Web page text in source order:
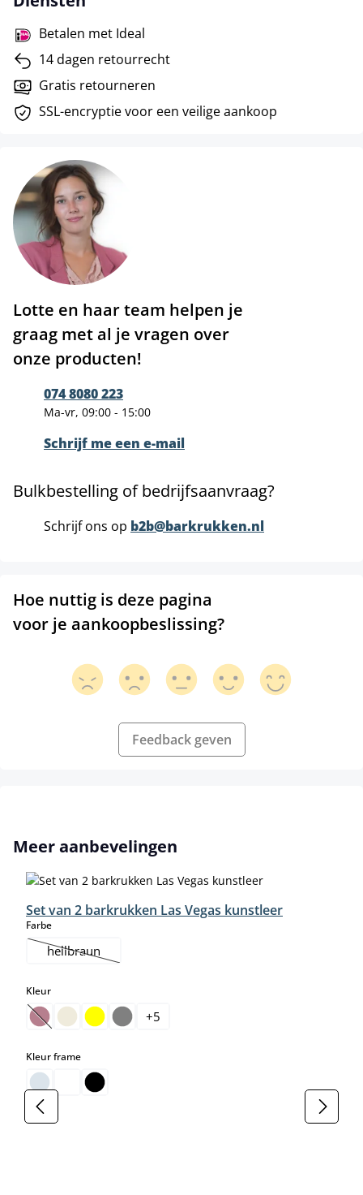
Betalen met Ideal
14 dagen retourrecht
Gratis retourneren
SSL-encryptie voor een veilige aankoop
Lotte en haar team helpen je
graag met al je vragen over
onze producten!
074 8080 223
Ma-vr, 09:00 - 15:00
Schrijf me een e-mail
Bulkbestelling of bedrijfsaanvraag?
Schrijf ons op b2b@barkrukken.nl
Hoe nuttig is deze pagina
voor je aankoopbeslissing?
Feedback geven
Productgalerij overslaan
Meer aanbevelingen
Set van 2 barkrukken Las Vegas kunstleer
Farbeselect
hellbraun
(Deze optie is momenteel niet beschikbaar.)
Kleurselect
(Deze optie is momenteel niet beschikbaar.)
+5
Kleur frameselect